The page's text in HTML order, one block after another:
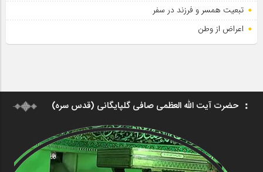
تبعیت همسر و فرزند در سفر
اعراض از وطن
حضرت آیت الله العظمی صافی گلپایگانی (قدس سره)